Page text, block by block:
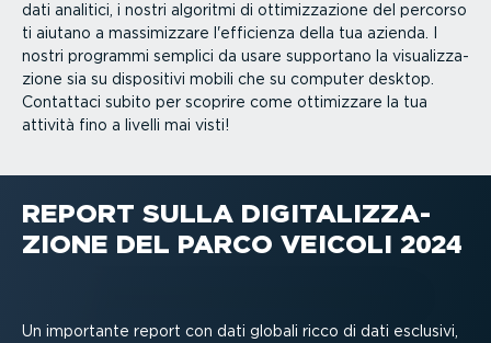
dati analitici, i nostri algoritmi di ottimiz­za­zione del percorso
ti aiutano a massi­mizzare l'efficienza della tua azienda. I
nostri programmi semplici da usare supportano la visua­liz­za­
zione sia su dispositivi mobili che su computer desktop.
Contattaci subito per scoprire come ottimizzare la tua
attività fino a livelli mai visti!
REPORT SULLA DIGITA­LIZ­ZA­
ZIONE DEL PARCO VEICOLI 2024
Un importante report con dati globali ricco di dati esclusivi,